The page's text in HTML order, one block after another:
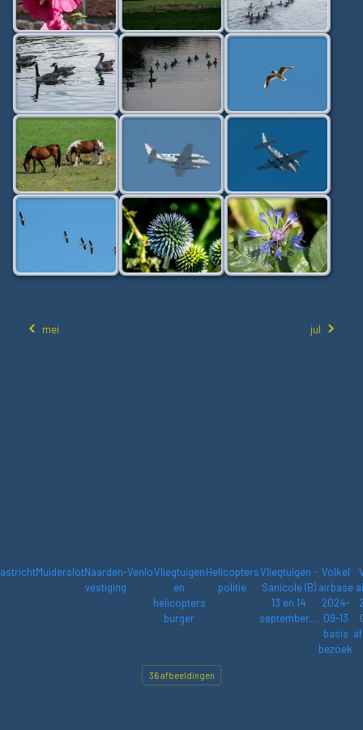
mei jul
MuiderslotNaarden-
vestiging
VenloVliegtuigen
en
helicopters
burger
Helicopters
politie
Vliegtuigen -
Sanicole (B)
13 en 14
september…
Volkel
airbase
2024-
09-13
basis
bezoek
36 afbeeldingen